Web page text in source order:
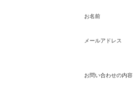
お名前
メールアドレス
お問い合わせの内容